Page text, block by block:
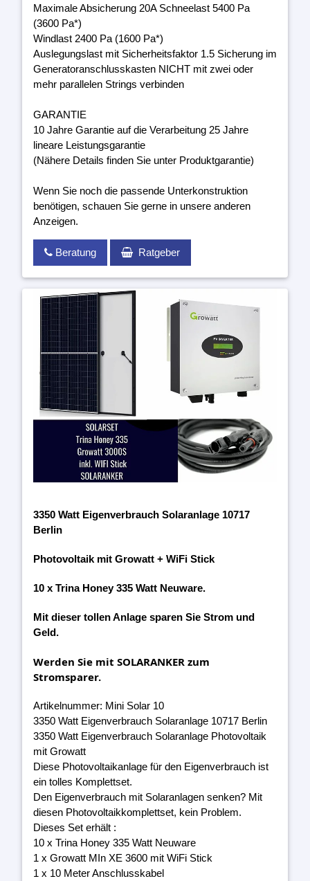
Maximale Absicherung 20A Schneelast 5400 Pa
(3600 Pa*)
Windlast 2400 Pa (1600 Pa*)
Auslegungslast mit Sicherheitsfaktor 1.5 Sicherung im
Generatoranschlusskasten NICHT mit zwei oder
mehr parallelen Strings verbinden
GARANTIE
10 Jahre Garantie auf die Verarbeitung 25 Jahre
lineare Leistungsgarantie
(Nähere Details finden Sie unter Produktgarantie)
Wenn Sie noch die passende Unterkonstruktion
benötigen, schauen Sie gerne in unsere anderen
Anzeigen.
Beratung Ratgeber
3350 Watt Eigenverbrauch Solaranlage 10717
Berlin
Photovoltaik mit Growatt + WiFi Stick
10 x Trina Honey 335 Watt Neuware.
Mit dieser tollen Anlage sparen Sie Strom und
Geld.
Werden Sie mit SOLARANKER zum
Stromsparer.
Artikelnummer: Mini Solar 10
3350 Watt Eigenverbrauch Solaranlage 10717 Berlin
3350 Watt Eigenverbrauch Solaranlage Photovoltaik
mit Growatt
Diese Photovoltaikanlage für den Eigenverbrauch ist
ein tolles Komplettset.
Den Eigenverbrauch mit Solaranlagen senken? Mit
diesen Photovoltaikkomplettset, kein Problem.
Dieses Set erhält :
10 x Trina Honey 335 Watt Neuware
1 x Growatt MIn XE 3600 mit WiFi Stick
1 x 10 Meter Anschlusskabel